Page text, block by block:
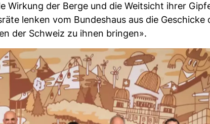
Wirkung der Berge und die Weitsicht ihrer
lenken vom Bundeshaus aus die Geschicke
der Schweiz zu ihnen bringen».